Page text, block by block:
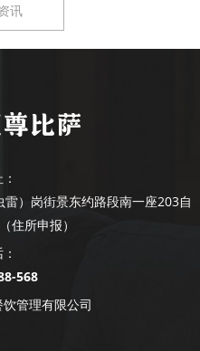
讯
）岗街景东约路段南一座203自
住所申报）
568
管理有限公司